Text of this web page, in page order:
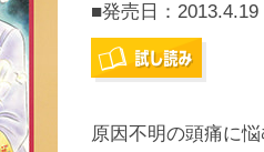
■発売日： 2013.4.19
原因不明の頭痛に